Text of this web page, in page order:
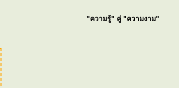
"ความรู้" คู่ "ความงาม"